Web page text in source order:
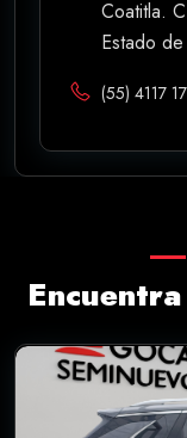
Coatitla.
Estado
(55) 4117